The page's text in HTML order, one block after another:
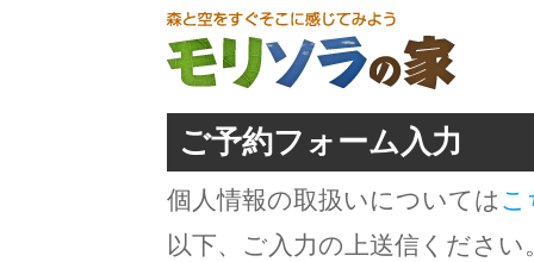
ご予約フォーム入力
個人情報の取扱いについては こ
以下、ご入力の上送信ください